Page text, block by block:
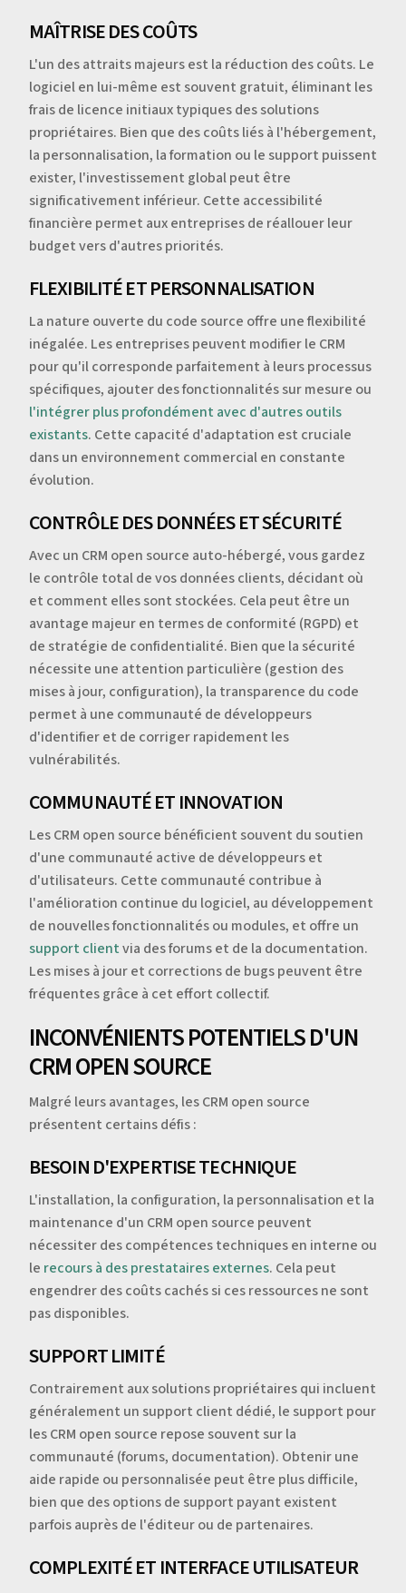
MAÎTRISE DES COÛTS
L'un des attraits majeurs est la réduction des coûts. Le
logiciel en lui-même est souvent gratuit, éliminant les
frais de licence initiaux typiques des solutions
propriétaires. Bien que des coûts liés à l'hébergement,
la personnalisation, la formation ou le support puissent
exister, l'investissement global peut être
significativement inférieur. Cette accessibilité
financière permet aux entreprises de réallouer leur
budget vers d'autres priorités.
FLEXIBILITÉ ET PERSONNALISATION
La nature ouverte du code source offre une flexibilité
inégalée. Les entreprises peuvent modifier le CRM
pour qu'il corresponde parfaitement à leurs processus
spécifiques, ajouter des fonctionnalités sur mesure ou
l'intégrer plus profondément avec d'autres outils
existants. Cette capacité d'adaptation est cruciale
dans un environnement commercial en constante
évolution.
CONTRÔLE DES DONNÉES ET SÉCURITÉ
Avec un CRM open source auto-hébergé, vous gardez
le contrôle total de vos données clients, décidant où
et comment elles sont stockées. Cela peut être un
avantage majeur en termes de conformité (RGPD) et
de stratégie de confidentialité. Bien que la sécurité
nécessite une attention particulière (gestion des
mises à jour, configuration), la transparence du code
permet à une communauté de développeurs
d'identifier et de corriger rapidement les
vulnérabilités.
COMMUNAUTÉ ET INNOVATION
Les CRM open source bénéficient souvent du soutien
d'une communauté active de développeurs et
d'utilisateurs. Cette communauté contribue à
l'amélioration continue du logiciel, au développement
de nouvelles fonctionnalités ou modules, et offre un
support clientvia des forums et de la documentation.
Les mises à jour et corrections de bugs peuvent être
fréquentes grâce à cet effort collectif.
INCONVÉNIENTS POTENTIELS D'UN
CRM OPEN SOURCE
Malgré leurs avantages, les CRM open source
présentent certains défis :
BESOIN D'EXPERTISE TECHNIQUE
L'installation, la configuration, la personnalisation et la
maintenance d'un CRM open source peuvent
nécessiter des compétences techniques en interne ou
le recours à des prestataires externes. Cela peut
engendrer des coûts cachés si ces ressources ne sont
pas disponibles.
SUPPORT LIMITÉ
Contrairement aux solutions propriétaires qui incluent
généralement un support client dédié, le support pour
les CRM open source repose souvent sur la
communauté (forums, documentation). Obtenir une
aide rapide ou personnalisée peut être plus difficile,
bien que des options de support payant existent
parfois auprès de l'éditeur ou de partenaires.
COMPLEXITÉ ET INTERFACE UTILISATEUR